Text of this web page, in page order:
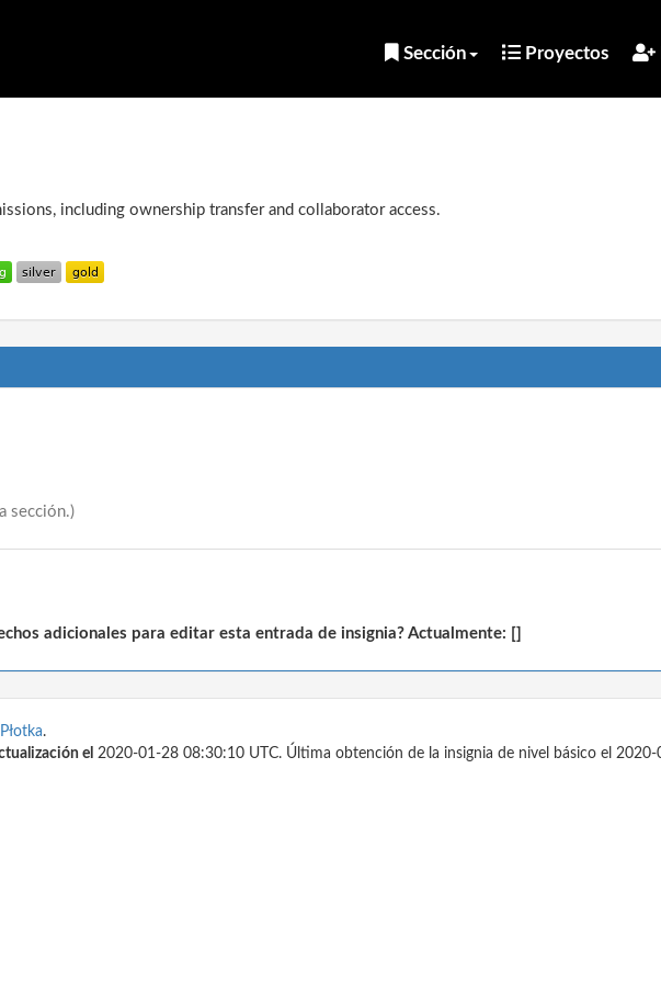
Sección Proyectos
including ownership transfer and collaborator access.
sección.)
adicionales para editar esta entrada de insignia? Actualmente: []
.
el 2020-01-28 08:30:10 UTC. Última obtención de la insignia de nivel básico el